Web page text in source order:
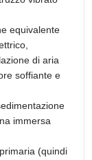
equivalente
di aria
soffiante e
immersa
(quindi